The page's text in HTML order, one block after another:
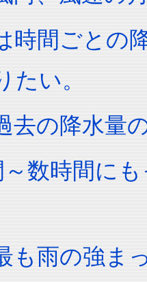
時間ごとの
たい。
去の降水量
数時間に
も雨の強ま